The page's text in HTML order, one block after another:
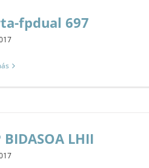
fpdual 697
BIDASOA LHII